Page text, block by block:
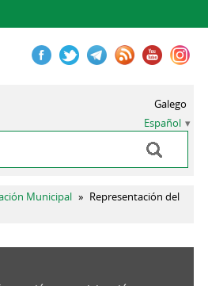
Galego
Español
Municipal » Representación del